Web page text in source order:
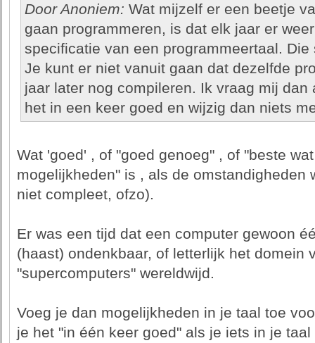
Door Anoniem: Wat mijzelf er een beetje
gaan programmeren, is dat elk jaar er
specificatie van een programmeertaal.
Je kunt er niet vanuit gaan dat dezelfde
jaar later nog compileren. Ik vraag mij dan
het in een keer goed en wijzig dan niets
Wat 'goed' , of "goed genoeg" , of "beste
mogelijkheden" is , als de omstandigheden
niet compleet, ofzo).
Er was een tijd dat een computer gewoon
(haast) ondenkbaar, of letterlijk het domein
"supercomputers" wereldwijd.
Voeg je dan mogelijkheden in je taal toe
je het "in één keer goed" als je iets in je